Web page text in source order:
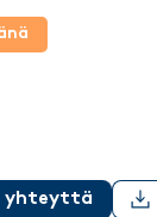
yhteyttä